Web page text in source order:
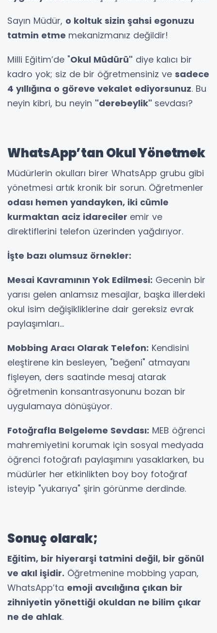
Sayın Müdür, o koltuk sizin şahsi egonuzu
tatmin etme mekanizmanız değildir!
Milli Eğitim’de "Okul Müdürü" diye kalıcı bir
kadro yok; siz de bir öğretmensiniz ve sadece
4 yıllığına o göreve vekalet ediyorsunuz. Bu
neyin kibri, bu neyin "derebeylik" sevdası?
WhatsApp’tan Okul Yönetmek
Müdürlerin okulları birer WhatsApp grubu gibi
yönetmesi artık kronik bir sorun. Öğretmenler
odası hemen yandayken, iki cümle
kurmaktan aciz idareciler emir ve
direktiflerini telefon üzerinden yağdırıyor.
İşte bazı olumsuz örnekler:
Mesai Kavramının Yok Edilmesi: Gecenin bir
yarısı gelen anlamsız mesajlar, başka illerdeki
okul isim değişikliklerine dair gereksiz evrak
paylaşımları...
Mobbing Aracı Olarak Telefon: Kendisini
eleştirene kin besleyen, "beğeni" atmayanı
fişleyen, ders saatinde mesaj atarak
öğretmenin konsantrasyonunu bozan bir
uygulamaya dönüşüyor.
Fotoğrafla Belgeleme Sevdası: MEB öğrenci
mahremiyetini korumak için sosyal medyada
öğrenci fotoğrafı paylaşımını yasaklarken, bu
müdürler her etkinlikten boy boy fotoğraf
isteyip "yukarıya" şirin görünme derdinde.
Sonuç olarak;
Eğitim, bir hiyerarşi tatmini değil, bir gönül
ve akıl işidir. Öğretmenine mobbing yapan,
WhatsApp’ta emoji avcılığına çıkan bir
zihniyetin yönettiği okuldan ne bilim çıkar
ne de ahlak.